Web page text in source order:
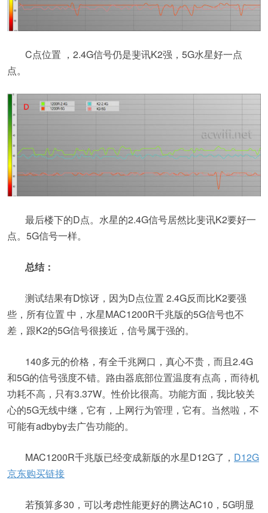
C点位置 ，2.4G信号仍是斐讯K2强，5G水星好一点
点。
最后楼下的D点。水星的2.4G信号居然比斐讯K2要好一
点。5G信号一样。
总结：
测试结果有D惊讶，因为D点位置 2.4G反而比K2要强
些，所有位置 中，水星MAC1200R千兆版的5G信号也不
差，跟K2的5G信号很接近，信号属于强的。
140多元的价格，有全千兆网口，真心不贵，而且2.4G
和5G的信号强度不错。路由器底部位置温度有点高，而待机
功耗不高，只有3.37W。性价比很高。功能方面，我比较关
心的5G无线中继，它有，上网行为管理，它有。当然啦，不
可能有adbyby去广告功能的。
MAC1200R千兆版已经变成新版的水星D12G了， D12G
京东购买链接
若预算多30，可以考虑性能更好的腾达AC10，5G明显